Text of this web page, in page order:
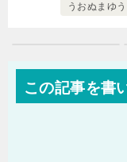
うおぬまゆう
この記事を書